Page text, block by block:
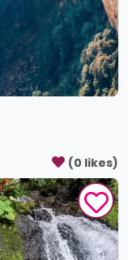
(0 likes)